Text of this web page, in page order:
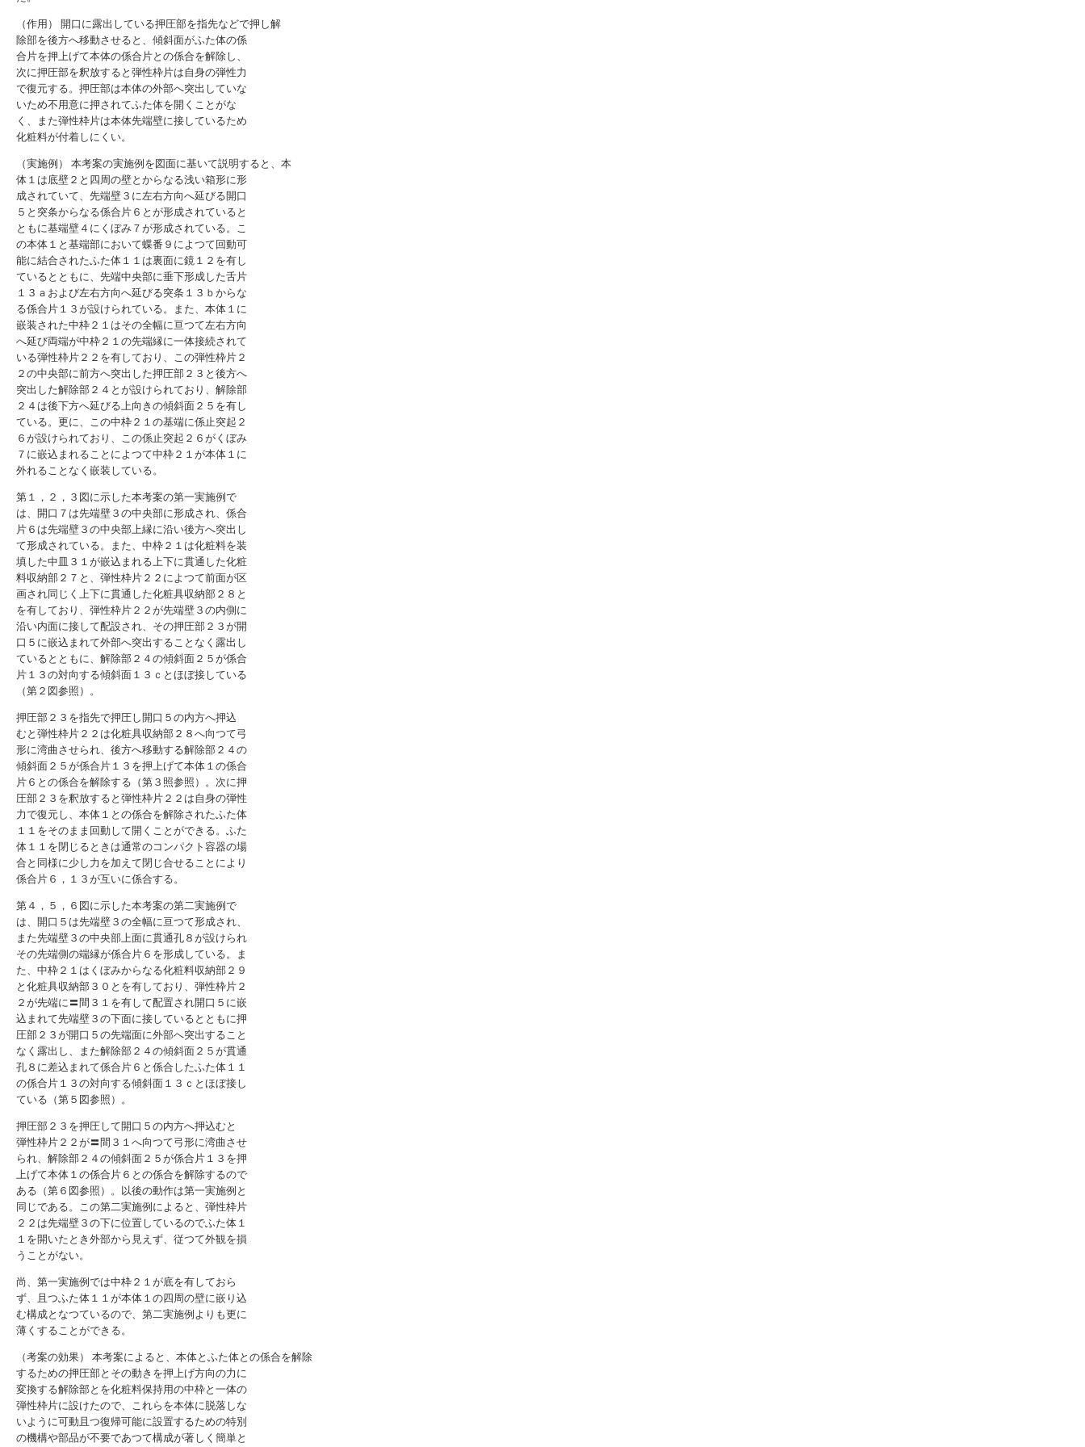
（作用） 開口に露出している押圧部を指先などで押し解
除部を後方へ移動させると、傾斜面がふた体の係
合片を押上げて本体の係合片との係合を解除し、
次に押圧部を釈放すると弾性枠片は自身の弾性力
で復元する。押圧部は本体の外部へ突出していな
いため不用意に押されてふた体を開くことがな
く、また弾性枠片は本体先端壁に接しているため
化粧料が付着しにくい。
（実施例） 本考案の実施例を図面に基いて説明すると、本
体１は底壁２と四周の壁とからなる浅い箱形に形
成されていて、先端壁３に左右方向へ延びる開口
５と突条からなる係合片６とが形成されていると
ともに基端壁４にくぼみ７が形成されている。こ
の本体１と基端部において蝶番９によつて回動可
能に結合されたふた体１１は裏面に鏡１２を有し
ているとともに、先端中央部に垂下形成した舌片
１３ａおよび左右方向へ延びる突条１３ｂからな
る係合片１３が設けられている。また、本体１に
嵌装された中枠２１はその全幅に亘つて左右方向
へ延び両端が中枠２１の先端縁に一体接続されて
いる弾性枠片２２を有しており、この弾性枠片２
２の中央部に前方へ突出した押圧部２３と後方へ
突出した解除部２４とが設けられており、解除部
２４は後下方へ延びる上向きの傾斜面２５を有し
ている。更に、この中枠２１の基端に係止突起２
６が設けられており、この係止突起２６がくぼみ
７に嵌込まれることによつて中枠２１が本体１に
外れることなく嵌装している。
第１，２，３図に示した本考案の第一実施例で
は、開口７は先端壁３の中央部に形成され、係合
片６は先端壁３の中央部上縁に沿い後方へ突出し
て形成されている。また、中枠２１は化粧料を装
填した中皿３１が嵌込まれる上下に貫通した化粧
料収納部２７と、弾性枠片２２によつて前面が区
画され同じく上下に貫通した化粧具収納部２８と
を有しており、弾性枠片２２が先端壁３の内側に
沿い内面に接して配設され、その押圧部２３が開
口５に嵌込まれて外部へ突出することなく露出し
ているとともに、解除部２４の傾斜面２５が係合
片１３の対向する傾斜面１３ｃとほぼ接している
（第２図参照）。
押圧部２３を指先で押圧し開口５の内方へ押込
むと弾性枠片２２は化粧具収納部２８へ向つて弓
形に湾曲させられ、後方へ移動する解除部２４の
傾斜面２５が係合片１３を押上げて本体１の係合
片６との係合を解除する（第３照参照）。次に押
圧部２３を釈放すると弾性枠片２２は自身の弾性
力で復元し、本体１との係合を解除されたふた体
１１をそのまま回動して開くことができる。ふた
体１１を閉じるときは通常のコンパクト容器の場
合と同様に少し力を加えて閉じ合せることにより
係合片６，１３が互いに係合する。
第４，５，６図に示した本考案の第二実施例で
は、開口５は先端壁３の全幅に亘つて形成され、
また先端壁３の中央部上面に貫通孔８が設けられ
その先端側の端縁が係合片６を形成している。ま
た、中枠２１はくぼみからなる化粧料収納部２９
と化粧具収納部３０とを有しており、弾性枠片２
２が先端に〓間３１を有して配置され開口５に嵌
込まれて先端壁３の下面に接しているとともに押
圧部２３が開口５の先端面に外部へ突出すること
なく露出し、また解除部２４の傾斜面２５が貫通
孔８に差込まれて係合片６と係合したふた体１１
の係合片１３の対向する傾斜面１３ｃとほぼ接し
ている（第５図参照）。
押圧部２３を押圧して開口５の内方へ押込むと
弾性枠片２２が〓間３１へ向つて弓形に湾曲させ
られ、解除部２４の傾斜面２５が係合片１３を押
上げて本体１の係合片６との係合を解除するので
ある（第６図参照）。以後の動作は第一実施例と
同じである。この第二実施例によると、弾性枠片
２２は先端壁３の下に位置しているのでふた体１
１を開いたとき外部から見えず、従つて外観を損
うことがない。
尚、第一実施例では中枠２１が底を有しておら
ず、且つふた体１１が本体１の四周の壁に嵌り込
む構成となつているので、第二実施例よりも更に
薄くすることができる。
（考案の効果） 本考案によると、本体とふた体との係合を解除
するための押圧部とその動きを押上げ方向の力に
変換する解除部とを化粧料保持用の中枠と一体の
弾性枠片に設けたので、これらを本体に脱落しな
いように可動且つ復帰可能に設置するための特別
の機構や部品が不要であつて構成が著しく簡単と